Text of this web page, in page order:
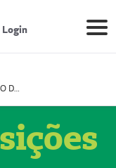
Login
Prestador CENTRO DE ONCOLOGIA